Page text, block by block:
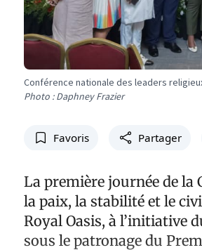
Conférence nationale des leaders
Photo : Daphney Frazier
Favoris Partager
La première journée de la
la paix, la stabilité et le
Royal Oasis, à l’initiative
sous le patronage du